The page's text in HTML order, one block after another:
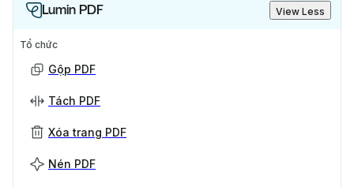
Lumin PDF View Less
Tổ chức
Gộp PDF
Tách PDF
Xóa trang PDF
Nén PDF